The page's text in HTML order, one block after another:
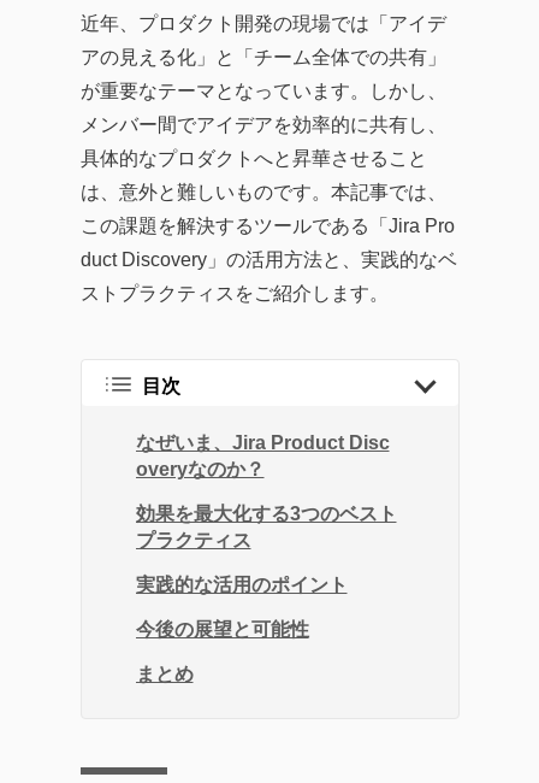
トレンドから、AI・DXツ
ールの効果的な活用法、
企業のITガバナンスの強
化、業務効率化やDX化を
成功に導くソリューショ
ンまで、幅広い記事を提
供しています。
企業が直面する課題の解
決策として効率的なツー
践的な情報をお届けする
近年、プロダクト開発の現場では「アイデ
アの見える化」と「チーム全体での共有」
が重要なテーマとなっています。しかし、
メンバー間でアイデアを効率的に共有し、
具体的なプロダクトへと昇華させること
は、意外と難しいものです。本記事では、
この課題を解決するツールである「Jira Pro
duct Discovery」の活用方法と、実践的なベ
ストプラクティスをご紹介します。
目次
なぜいま、Jira Product Disc
overyなのか？
効果を最大化する3つのベスト
プラクティス
実践的な活用のポイント
今後の展望と可能性
まとめ